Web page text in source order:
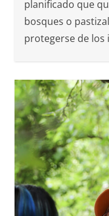
planificado que
bosques o
protegerse de los